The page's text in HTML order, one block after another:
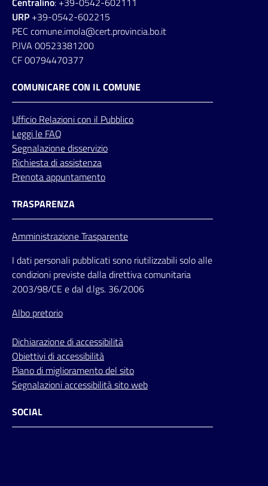
URP +39-0542-602215
PEC comune.imola@cert.provincia.bo.it
P.IVA 00523381200
CF 00794470377
COMUNICARE CON IL COMUNE
Ufficio Relazionicon il Pubblico
Leggi le FAQ
Segnalazione disservizio
Richiesta di assistenza
Prenota appuntamento
TRASPARENZA
Amministrazione Trasparente
I dati personali pubblicati sono riutilizzabili solo alle
condizioni previste dalla direttiva comunitaria
2003/98/CE e dal d.lgs. 36/2006
Albo pretorio
Dichiarazione di accessibilità
Obiettivi di accessibilità
Piano di miglioramento del sito
Segnalazioni accessibilità sito web
SOCIAL